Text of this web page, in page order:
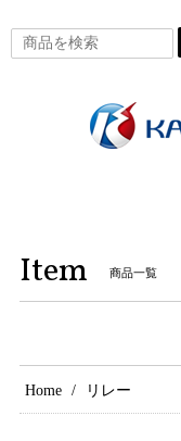
Item 商品一覧
Home リレー